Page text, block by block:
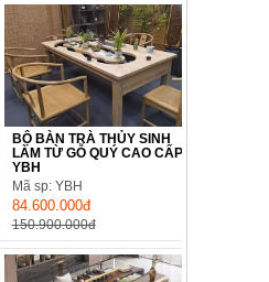
BỘ BÀN TRÀ THỦY SINH
LÀM TỪ GỖ QUÝ CAO CẤP
YBH
Mã sp: YBH
84.600.000đ
150.900.000đ